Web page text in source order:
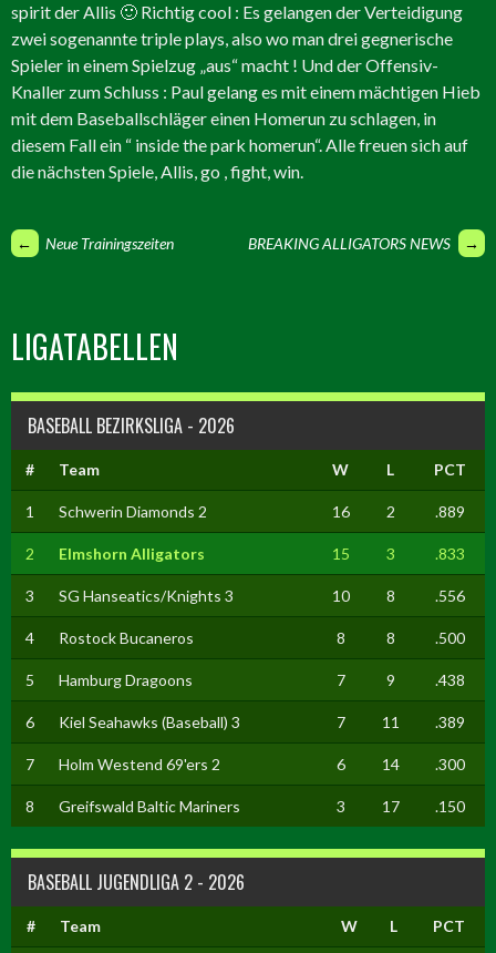
spirit der Allis 🙂 Richtig cool : Es gelangen der Verteidigung
zwei sogenannte triple plays, also wo man drei gegnerische
Spieler in einem Spielzug „aus“ macht ! Und der Offensiv-
Knaller zum Schluss : Paul gelang es mit einem mächtigen Hieb
mit dem Baseballschläger einen Homerun zu schlagen, in
diesem Fall ein “ inside the park homerun“. Alle freuen sich auf
die nächsten Spiele, Allis, go , fight, win.
ARTIKEL-
← Neue Trainingszeiten BREAKING ALLIGATORS NEWS →
LIGATABELLEN
BASEBALL BEZIRKSLIGA - 2026
# Team W L PCT
1 Schwerin Diamonds 2 16 2 .889
2 Elmshorn Alligators 15 3 .833
3 SG Hanseatics/Knights 3 10 8 .556
4 Rostock Bucaneros 8 8 .500
5 Hamburg Dragoons 7 9 .438
6 Kiel Seahawks (Baseball) 3 7 11 .389
7 Holm Westend 69'ers 2 6 14 .300
8 Greifswald Baltic Mariners 3 17 .150
BASEBALL JUGENDLIGA 2 - 2026
# Team W L PCT